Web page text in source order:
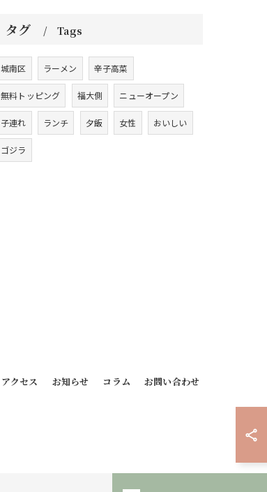
タグ Tags
城南区 ラーメン 辛子高菜
無料トッピング 福大側 ニューオープン
子連れ ランチ 夕飯 女性 おいしい
ゴジラ
アクセス お知らせ コラム
お問い合わせ